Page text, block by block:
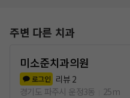
주변 다른 치과
미소준치과의원
로그인 리뷰 2
경기도 파주시 운정3동
25m